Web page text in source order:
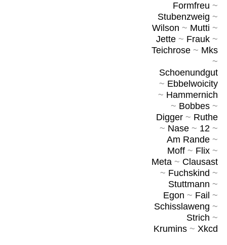
Formfreu ~
Stubenzweig ~
Wilson ~ Mutti ~
Jette~ Frauk~
Teichrose~ Mks
~
Schoenundgut
~ Ebbelwoicity
~ Hammernich
~ Bobbes~
Digger~ Ruthe
~ Nase~ 12~
Am Rande~
Moff~ Flix~
Meta~ Clausast
~ Fuchskind ~
Stuttmann ~
Egon ~ Fail ~
Schisslaweng ~
Strich ~
Krumins~ Xkcd